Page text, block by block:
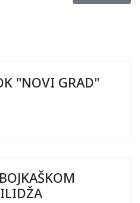
"NOVI GRAD"